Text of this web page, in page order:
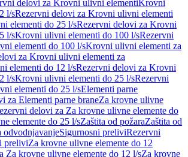
delovi za Krovni ulivni elementiKrovni
l/sRezervni delovi za Krovni ulivni elementi
elementi do 25 l/sRezervni delovi za Krovni
l/sKrovni ulivni elementi do 100 l/sRezervni
elementi do 100 l/sKrovni ulivni elementi za
za Krovni ulivni elementi za
elementi do 12 l/sRezervni delovi za Krovni
l/sKrovni ulivni elementi do 25 l/sRezervni
elementi do 25 l/sElementi parne
za Elementi parne braneZa krovne ulivne
delovi za Za krovne ulivne elemente do
elemente do 25 l/sZaštita od požaraZaštita od
odvodnjavanjeSigurnosni preliviRezervni
preliviZa krovne ulivne elemente do 12
Za krovne ulivne elemente do 12 l/sZa krovne